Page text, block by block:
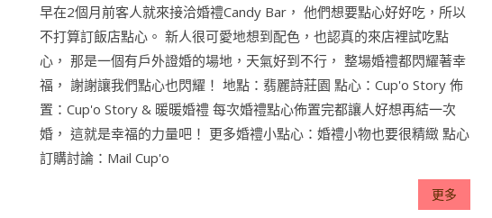
早在2個月前客人就來接洽婚禮Candy Bar， 他們想要點心好好吃，所以
不打算訂飯店點心。 新人很可愛地想到配色，也認真的來店裡試吃點
心， 那是一個有戶外證婚的場地，天氣好到不行， 整場婚禮都閃耀著幸
福， 謝謝讓我們點心也閃耀！ 地點：翡麗詩莊園 點心：Cup'o Story 佈
置：Cup'o Story & 暖暖婚禮 每次婚禮點心佈置完都讓人好想再結一次
婚， 這就是幸福的力量吧！ 更多婚禮小點心：婚禮小物也要很精緻 點心
訂購討論：Mail Cup'o
更多